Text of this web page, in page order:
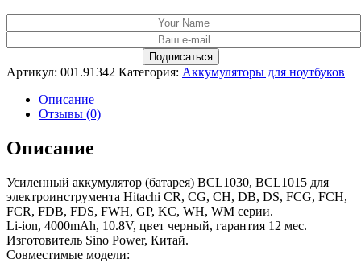
Артикул: 001.91342 Категория: Аккумуляторы для ноутбуков
Описание
Отзывы (0)
Описание
Усиленный аккумулятор (батарея) BCL1030, BCL1015 для
электроинструмента Hitachi CR, CG, CH, DB, DS, FCG, FCH,
FCR, FDB, FDS, FWH, GP, KC, WH, WM серии.
Li-ion, 4000mAh, 10.8V, цвет черный, гарантия 12 мес.
Изготовитель Sino Power, Китай.
Совместимые модели: